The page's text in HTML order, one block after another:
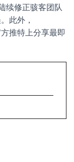
续修正骇客团队
此外，
推特上分享最即